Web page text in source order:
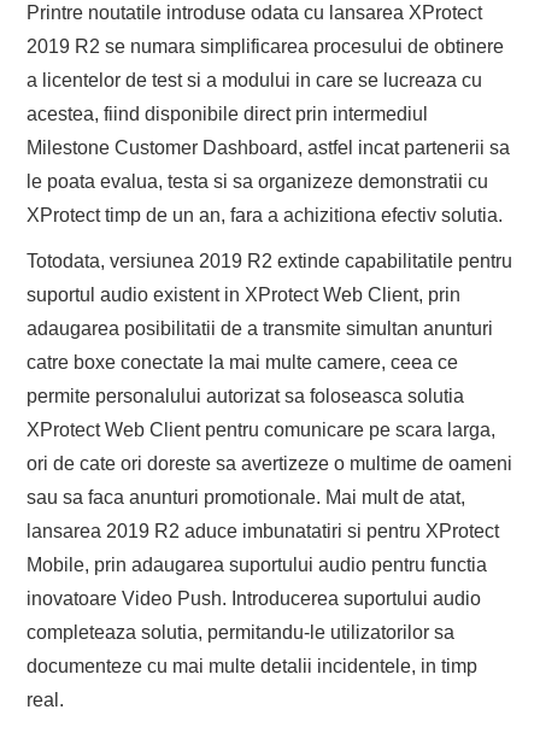
Printre noutatile introduse odata cu lansarea XProtect
2019 R2 se numara simplificarea procesului de obtinere
a licentelor de test si a modului in care se lucreaza cu
acestea, fiind disponibile direct prin intermediul
Milestone Customer Dashboard, astfel incat partenerii sa
le poata evalua, testa si sa organizeze demonstratii cu
XProtect timp de un an, fara a achizitiona efectiv solutia.
Totodata, versiunea 2019 R2 extinde capabilitatile pentru
suportul audio existent in XProtect Web Client, prin
adaugarea posibilitatii de a transmite simultan anunturi
catre boxe conectate la mai multe camere, ceea ce
permite personalului autorizat sa foloseasca solutia
XProtect Web Client pentru comunicare pe scara larga,
ori de cate ori doreste sa avertizeze o multime de oameni
sau sa faca anunturi promotionale. Mai mult de atat,
lansarea 2019 R2 aduce imbunatatiri si pentru XProtect
Mobile, prin adaugarea suportului audio pentru functia
inovatoare Video Push. Introducerea suportului audio
completeaza solutia, permitandu-le utilizatorilor sa
documenteze cu mai multe detalii incidentele, in timp
real.